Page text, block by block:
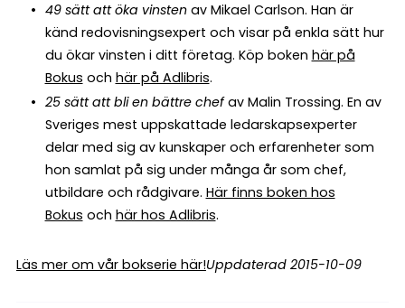
49 sätt att öka vinstenav Mikael Carlson. Han är
känd redovisningsexpert och visar på enkla sätt hur
du ökar vinsten i ditt företag. Köp boken här på
Bokus och här på Adlibris.
25 sätt att bli en bättre chefav Malin Trossing. En av
Sveriges mest uppskattade ledarskapsexperter
delar med sig av kunskaper och erfarenheter som
hon samlat på sig under många år som chef,
utbildare och rådgivare. Här finns boken hos
Bokus och här hos Adlibris.
Läs mer om vår bokserie här!Uppdaterad 2015-10-09